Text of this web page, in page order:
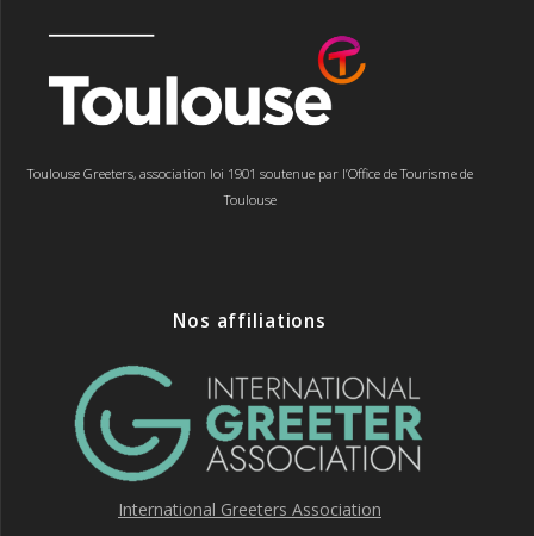
Toulouse Greeters, association loi 1901 soutenue par l’Office de Tourisme de
Toulouse
Nos affiliations
International Greeters Association